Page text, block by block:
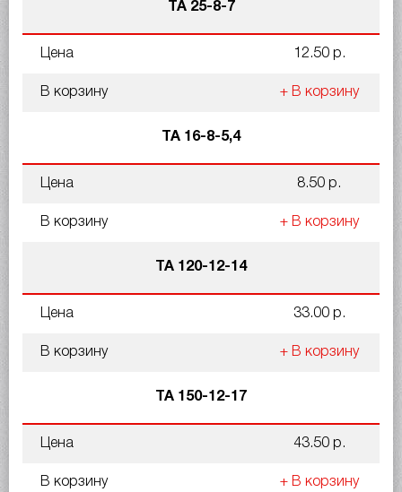
ТА 25-8-7
Цена 12.50 р.
В корзину + В корзину
ТА 16-8-5,4
Цена 8.50 р.
В корзину + В корзину
ТА 120-12-14
Цена 33.00 р.
В корзину + В корзину
ТА 150-12-17
Цена 43.50 р.
В корзину + В корзину